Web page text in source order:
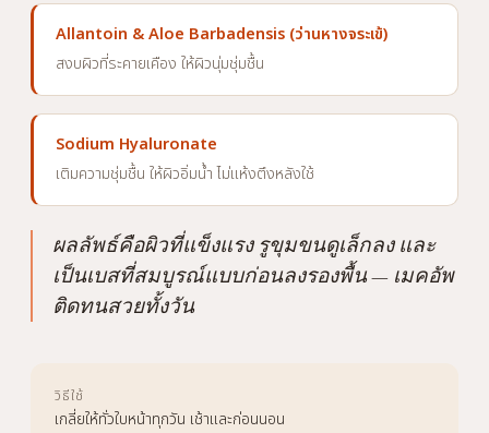
Allantoin & Aloe Barbadensis (ว่านหางจระเข้)
สงบผิวที่ระคายเคือง ให้ผิวนุ่มชุ่มชื้น
Sodium Hyaluronate
เติมความชุ่มชื้น ให้ผิวอิ่มน้ำ ไม่แห้งตึงหลังใช้
ผลลัพธ์คือผิวที่แข็งแรง รูขุมขนดูเล็กลง และ
เป็นเบสที่สมบูรณ์แบบก่อนลงรองพื้น — เมคอัพ
ติดทนสวยทั้งวัน
วิธีใช้
เกลี่ยให้ทั่วใบหน้าทุกวัน เช้าและก่อนนอน